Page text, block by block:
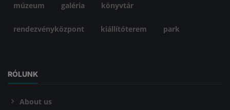
múzeum galéria könyvtár
rendezvényközpont kiállítóterem park
RÓLUNK
About us